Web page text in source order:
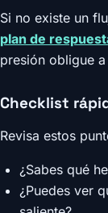
Si no existe un
plan de
presión obligue
Checklist
Revisa estos
¿Sabes qué
¿Puedes ver